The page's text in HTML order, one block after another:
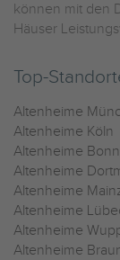
können mit den
Häuser
Top-
Altenheime
Altenheime Köln
Altenheime Bonn
Altenheime
Altenheime
Altenheime
Altenheime
Altenheime